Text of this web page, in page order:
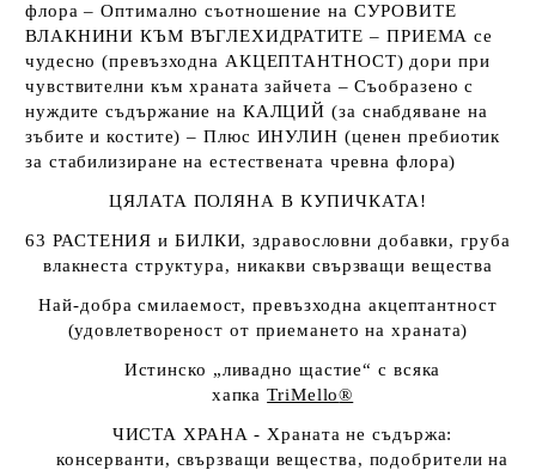
флора – Оптимално съотношение на СУРОВИТЕ
ВЛАКНИНИ КЪМ ВЪГЛЕХИДРАТИТЕ – ПРИЕМА се
чудесно (превъзходна АКЦЕПТАНТНОСТ) дори при
чувствителни към храната зайчета – Съобразено с
нуждите съдържание на КАЛЦИЙ (за снабдяване на
зъбите и костите)– Плюс ИНУЛИН (ценен пребиотик
за стабилизиране на естествената чревна флора)
ЦЯЛАТА ПОЛЯНА В КУПИЧКАТА!
63 РАСТЕНИЯ и БИЛКИ, здравословни добавки, груба
влакнеста структура, никакви свързващи вещества
Най-добра смилаемост, превъзходна акцептантност
(удовлетвореност от приемането на храната)
Истинско „ливадно щастие“ с всяка
хапкаTriMello®
ЧИСТА ХРАНА - Храната не съдържа:
консерванти, свързващи вещества, подобрители на